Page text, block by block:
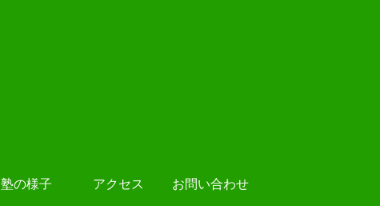
塾の様子 アクセス お問い合わせ